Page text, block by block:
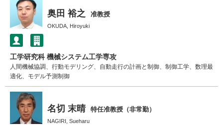
奥田 裕之 准教授
OKUDA, Hiroyuki
工学研究科 機械システム工学専攻
人間機械協調、行動モデリング、自動走行の計画と制御、制御工学、数理最
適化、モデル予測制御
名切 末晴 特任准教授（非常勤）
NAGIRI, Sueharu